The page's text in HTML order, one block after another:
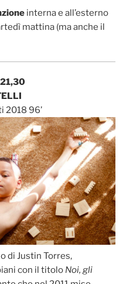
interna e all’esterno
mattina (ma anche il
2018 96’
di Justin Torres,
con il titolo Noi, gli